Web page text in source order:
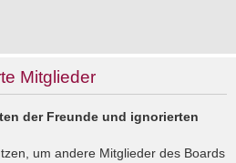
Mitglieder
der Freunde und ignorierten
um andere Mitglieder des Boards